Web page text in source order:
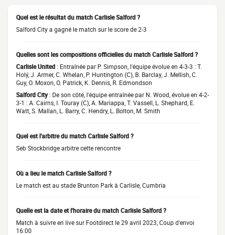
Quel est le résultat du match Carlisle Salford ?
Salford City a gagné le match sur le score de 2-3
Quelles sont les compositions officielles du match Carlisle Salford ?
Carlisle United : Entraînée par P. Simpson, l'équipe évolue en 4-3-3 : T.
Holý, J. Armer, C. Whelan, P. Huntington (C), B. Barclay, J. Mellish, C.
Guy, O. Moxon, O. Patrick, K. Dennis, R. Edmondson
Salford City: De son côté, l'équipe entraînée par N. Wood, évolue en 4-2-
3-1 : A. Cairns, I. Touray (C), A. Mariappa, T. Vassell, L. Shephard, E.
Watt, S. Mallan, L. Barry, C. Hendry, L. Bolton, M. Smith
Quel est l'arbitre du match Carlisle Salford ?
Seb Stockbridge arbitre cette rencontre
Où a lieu le match Carlisle Salford ?
Le match est au stade Brunton Park à Carlisle, Cumbria
Quelle est la date et l'horaire du match Carlisle Salford ?
Match à suivre en live sur Footdirect le 29 avril 2023, Coup d'envoi
16:00